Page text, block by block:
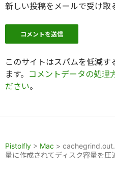
新しい投稿をメールで受け取
このサイトはスパムを低減
ます。 コメントデータの処理
ださい。
Pistolfly > Mac >
量に作成されてディスク容量を圧